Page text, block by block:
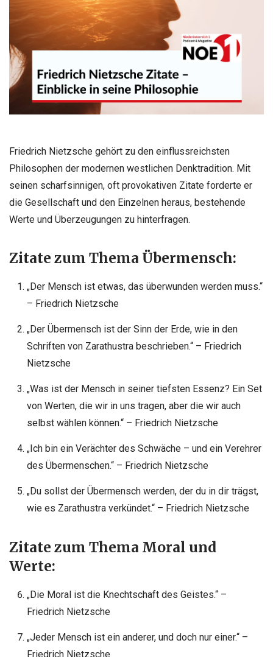
Friedrich Nietzsche gehört zu den einflussreichsten
Philosophen der modernen westlichen Denktradition. Mit
seinen scharfsinnigen, oft provokativen Zitate forderte er
die Gesellschaft und den Einzelnen heraus, bestehende
Werte und Überzeugungen zu hinterfragen.
Zitate zum Thema Übermensch:
„Der Mensch ist etwas, das überwunden werden muss.“
– Friedrich Nietzsche
„Der Übermensch ist der Sinn der Erde, wie in den
Schriften von Zarathustra beschrieben.“ – Friedrich
Nietzsche
„Was ist der Mensch in seiner tiefsten Essenz? Ein Set
von Werten, die wir in uns tragen, aber die wir auch
selbst wählen können.“ – Friedrich Nietzsche
„Ich bin ein Verächter des Schwäche – und ein Verehrer
des Übermenschen.“ – Friedrich Nietzsche
„Du sollst der Übermensch werden, der du in dir trägst,
wie es Zarathustra verkündet.“ – Friedrich Nietzsche
Zitate zum Thema Moral und
Werte:
„Die Moral ist die Knechtschaft des Geistes.“ –
Friedrich Nietzsche
„Jeder Mensch ist ein anderer, und doch nur einer.“ –
Friedrich Nietzsche